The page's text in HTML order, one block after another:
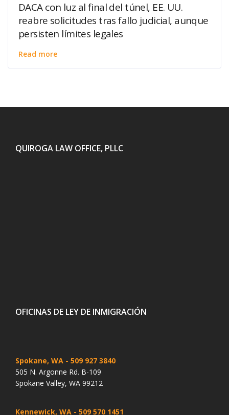
DACA con luz al final del túnel, EE. UU.
reabre solicitudes tras fallo judicial, aunque
persisten límites legales
Read more
QUIROGA LAW OFFICE, PLLC
OFICINAS DE LEY DE INMIGRACIÓN
Spokane, WA - 509 927 3840
505 N. Argonne Rd. B-109
Spokane Valley, WA 99212
Kennewick, WA - 509 570 1451